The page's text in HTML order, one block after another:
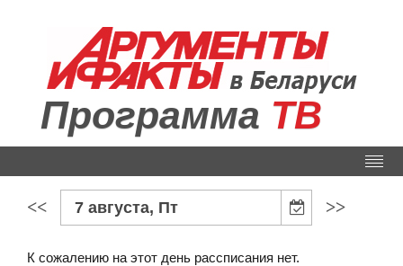
Программа ТВ
<< 7 августа, Пт >>
К сожалению на этот день рассписания нет.